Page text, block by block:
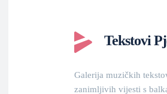
Tekstovi
Galerija muzičkih
zanimljivih vijesti s